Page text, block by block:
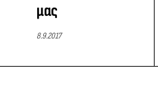
μας
8.9.2017